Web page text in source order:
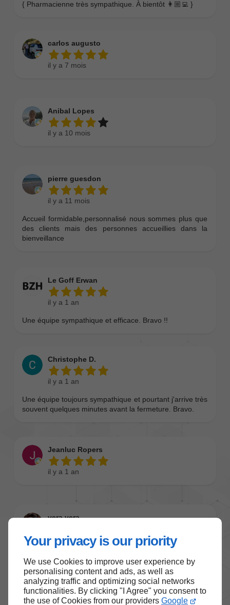
Your privacy is our priority
We use Cookies to improve user experience by
personalising content and ads, as well as
analyzing traffic and optimizing social networks
functionalities. By clicking "I Agree" you consent to
the use of Cookies from our providers Google